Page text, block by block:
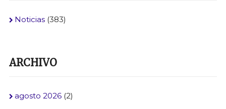
Noticias(383)
ARCHIVO
agosto 2026(2)